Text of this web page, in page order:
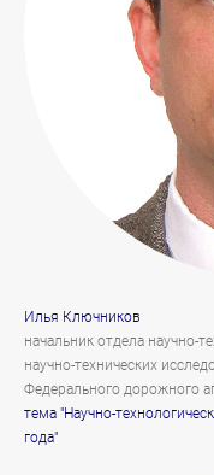
Илья Ключников
начальник отдела научно-
научно-технических
Федерального дорожного
тема "Научно-
года"